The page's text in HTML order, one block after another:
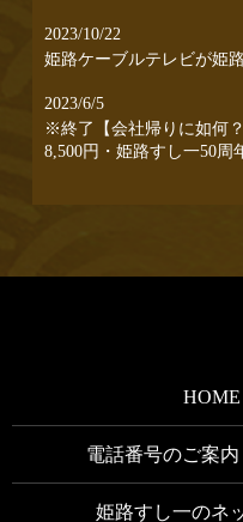
2023/10/22
姫路ケーブルテレビが姫
2023/6/5
※終了【会社帰りに如何
8,500円・姫路すし一50周
2023/2/18
日本鯨類研究所発行の日
電話番号のご案
姫路すし一のネ